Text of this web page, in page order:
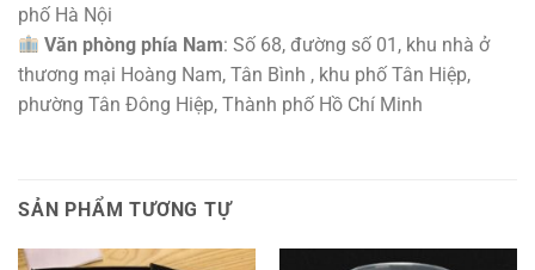
phố Hà Nội
Văn phòng phía Nam: Số 68, đường số 01, khu nhà ở
thương mại Hoàng Nam, Tân Bình , khu phố Tân Hiệp,
phường Tân Đông Hiệp, Thành phố Hồ Chí Minh
SẢN PHẨM TƯƠNG TỰ